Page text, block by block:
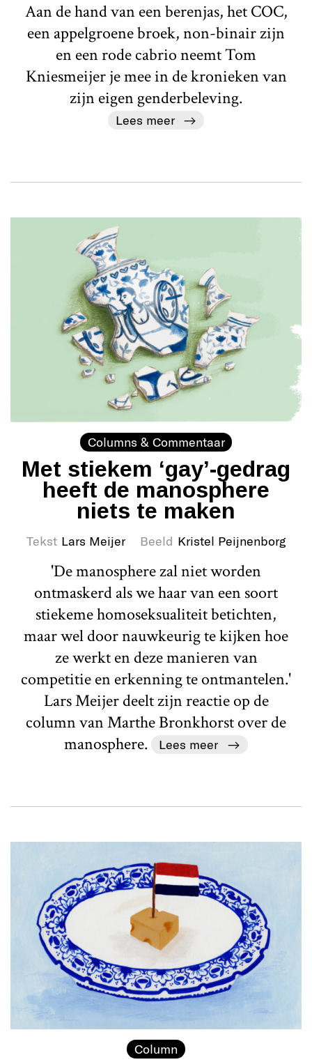
Aan de hand van een berenjas, het COC,
een appelgroene broek, non-binair zijn
en een rode cabrio neemt Tom
Kniesmeijer je mee in de kronieken van
zijn eigen genderbeleving.
Lees meer
Columns & Commentaar
Met stiekem ‘gay’-gedrag
heeft de manosphere
niets te maken
Tekst Lars Meijer Beeld Kristel Peijnenborg
'De manosphere zal niet worden
ontmaskerd als we haar van een soort
stiekeme homoseksualiteit betichten,
maar wel door nauwkeurig te kijken hoe
ze werkt en deze manieren van
competitie en erkenning te ontmantelen.'
Lars Meijer deelt zijn reactie op de
column van Marthe Bronkhorst over de
manosphere.
Lees meer
Column